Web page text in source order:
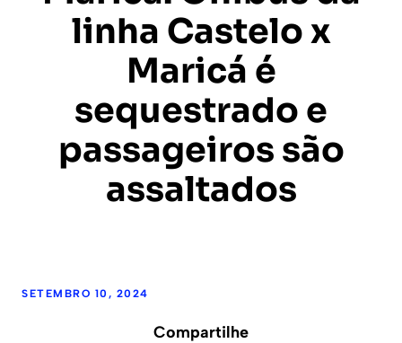
linha Castelo x
Maricá é
sequestrado e
passageiros são
assaltados
SETEMBRO 10, 2024
Compartilhe